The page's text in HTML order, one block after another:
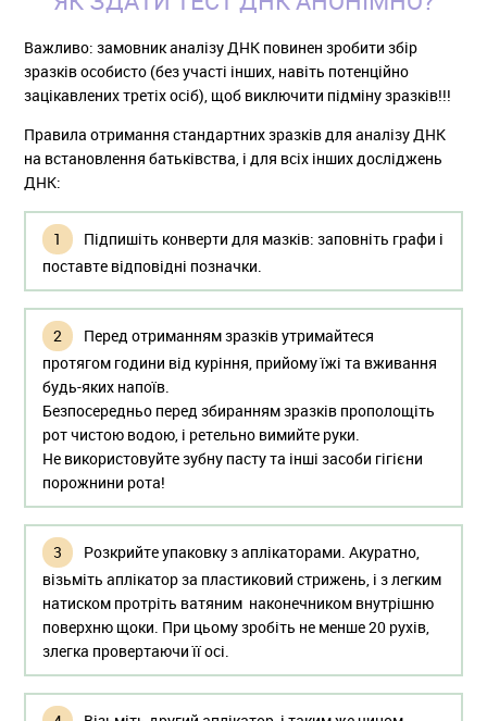
Важливо: замовник аналізу ДНК повинен зробити збір
зразків особисто (без участі інших, навіть потенційно
зацікавлених третіх осіб), щоб виключити підміну зразків!!!
Правила отримання стандартних зразків для аналізу ДНК
на встановлення батьківства, і для всіх інших досліджень
ДНК:
Підпишіть конверти для мазків: заповніть графи і
поставте відповідні позначки.
Перед отриманням зразків утримайтеся
протягом години від куріння, прийому їжі та вживання
будь-яких напоїв.
Безпосередньо перед збиранням зразків прополощіть
рот чистою водою, і ретельно вимийте руки.
Не використовуйте зубну пасту та інші засоби гігієни
порожнини рота!
Розкрийте упаковку з аплікаторами. Акуратно,
візьміть аплікатор за пластиковий стрижень, і з легким
натиском протріть ватяним наконечником внутрішню
поверхню щоки. При цьому зробіть не менше 20 рухів,
злегка провертаючи її осі.